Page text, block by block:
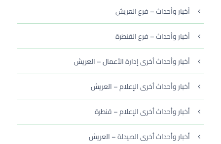
أخبار وأحداث – فرع العريش
أخبار وأحداث – فرع القنطرة
أخبار وأحداث أخرى إدارة الأعمال – العريش
أخبار وأحداث أخرى الإعلام – العريش
أخبار وأحداث أخرى الإعلام – قنطرة
أخبار وأحداث أخرى الصيدلة – العريش